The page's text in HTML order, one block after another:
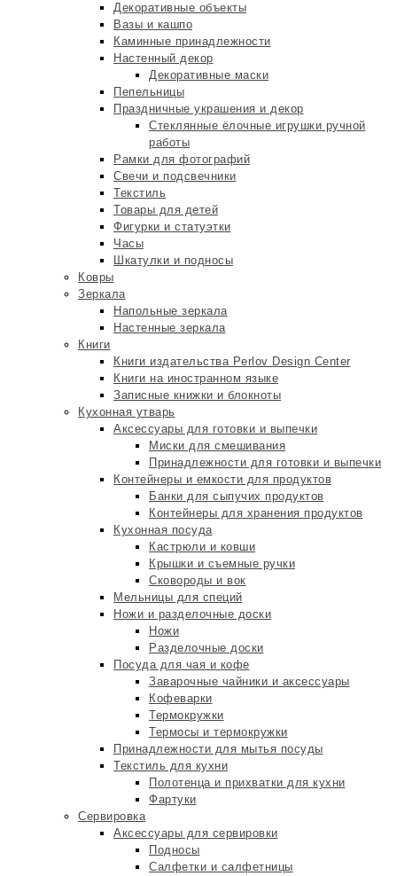
Декоративные объекты
Вазы и кашпо
Каминные принадлежности
Настенный декор
Декоративные маски
Пепельницы
Праздничные украшения и декор
Стеклянные ёлочные игрушки ручной
работы
Рамки для фотографий
Свечи и подсвечники
Текстиль
Товары для детей
Фигурки и статуэтки
Часы
Шкатулки и подносы
Ковры
Зеркала
Напольные зеркала
Настенные зеркала
Книги
Книги издательства Perlov Design Center
Книги на иностранном языке
Записные книжки и блокноты
Кухонная утварь
Аксессуары для готовки и выпечки
Миски для смешивания
Принадлежности для готовки и выпечки
Контейнеры и емкости для продуктов
Банки для сыпучих продуктов
Контейнеры для хранения продуктов
Кухонная посуда
Кастрюли и ковши
Крышки и съемные ручки
Сковороды и вок
Мельницы для специй
Ножи и разделочные доски
Ножи
Разделочные доски
Посуда для чая и кофе
Заварочные чайники и аксессуары
Кофеварки
Термокружки
Термосы и термокружки
Принадлежности для мытья посуды
Текстиль для кухни
Полотенца и прихватки для кухни
Фартуки
Сервировка
Аксессуары для сервировки
Подносы
Салфетки и салфетницы